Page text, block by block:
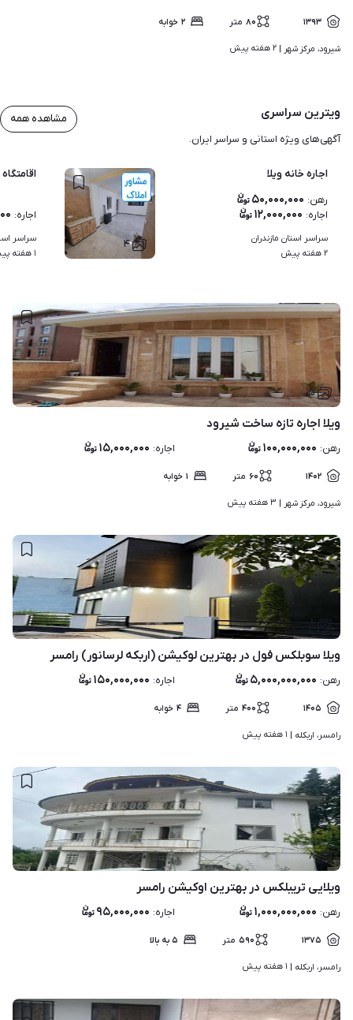
۱۳۹۳ ۸۰ متر ۲ خوابه
شیرود، مرکز شهر | ۲ هفته پیش
ویترین سراسری
آگهی‌های ویژه استانی و سراسر ایران.
مشاهده همه
۴
اجاره خانه ویلا
رهن: ۵۰,۰۰۰,۰۰۰
اجاره: ۱۲,۰۰۰,۰۰۰
سراسر استان مازندران
۲ هفته پیش
اجاره:
سراسر
۱ هفته پیش
۵
ویلا اجاره تازه ساخت شیرود
رهن: ۱۰۰,۰۰۰,۰۰۰ اجاره: ۱۵,۰۰۰,۰۰۰
۱۴۰۲ ۶۰ متر ۱ خوابه
شیرود، مرکز شهر | ۳ هفته پیش
۸
ویلا سوبلکس فول در بهترین لوکیشن (اربکه لرسانور) رامسر
رهن: ۵,۰۰۰,۰۰۰,۰۰۰ اجاره: ۱۵۰,۰۰۰,۰۰۰
۱۴۰۵ ۴۰۰ متر ۴ خوابه
رامسر، اربکله | ۱ هفته پیش
۸
ویلایی تریبلکس در بهترین اوکیشن رامسر
رهن: ۱,۰۰۰,۰۰۰,۰۰۰ اجاره: ۹۵,۰۰۰,۰۰۰
۱۳۷۵ ۵۹۰ متر ۵ به بالا
رامسر، اربکله | ۱ هفته پیش